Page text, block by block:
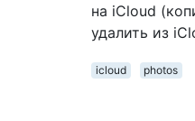
на iCloud
удалить из
icloud
photos